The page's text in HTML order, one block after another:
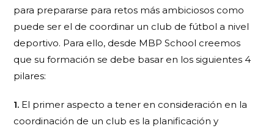
para prepararse para retos más ambiciosos como
puede ser el de coordinar un club de fútbol a nivel
deportivo. Para ello, desde MBP School creemos
que su formación se debe basar en los siguientes 4
pilares:
1. El primer aspecto a tener en consideración en la
coordinación de un club es la planificación y